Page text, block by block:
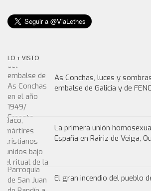
LO + VISTO
As Conchas, luces y
embalse de Galicia y de
La primera unión
España en Rairiz de Veiga,
El gran incendio del pueblo